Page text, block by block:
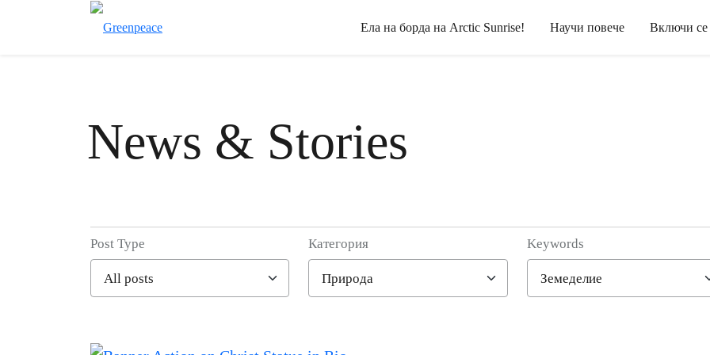
Ела на борда на Arctic Sunrise! Научи повече Включи се
News & Stories
Filter posts
Post Type Категория Keywords